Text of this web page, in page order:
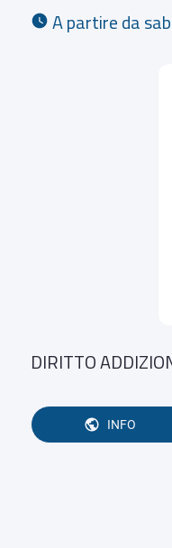
A partire da
DIRITTO
INFO